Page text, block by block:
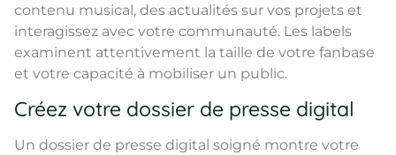
contenu musical, des actualités sur vos projets et
interagissez avec votre communauté. Les labels
examinent attentivement la taille de votre fanbase
et votre capacité à mobiliser un public.
Créez votre dossier de presse digital
Un dossier de presse digital soigné montre votre